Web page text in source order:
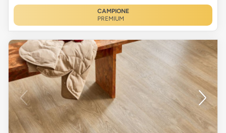
CAMPIONE
PREMIUM